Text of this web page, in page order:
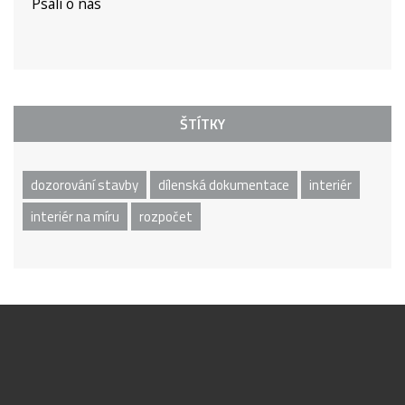
ŠTÍTKY
dozorování stavby dílenská dokumentace
interiér
interiér na míru
rozpočet